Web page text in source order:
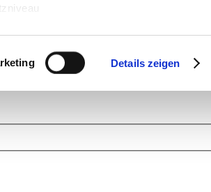
Details zeigen
weiter.